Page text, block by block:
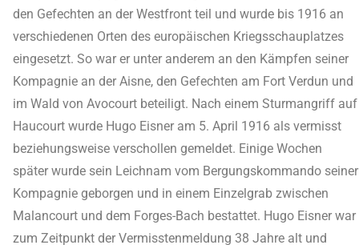
den Gefechten an der Westfront teil und wurde bis 1916 an
verschiedenen Orten des europäischen Kriegsschauplatzes
eingesetzt. So war er unter anderem an den Kämpfen seiner
Kompagnie an der Aisne, den Gefechten am Fort Verdun und
im Wald von Avocourt beteiligt. Nach einem Sturmangriff auf
Haucourt wurde Hugo Eisner am 5. April 1916 als vermisst
beziehungsweise verschollen gemeldet. Einige Wochen
später wurde sein Leichnam vom Bergungskommando seiner
Kompagnie geborgen und in einem Einzelgrab zwischen
Malancourt und dem Forges-Bach bestattet. Hugo Eisner war
zum Zeitpunkt der Vermisstenmeldung 38 Jahre alt und